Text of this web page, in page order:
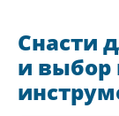
Снасти
и